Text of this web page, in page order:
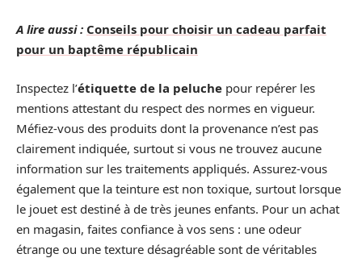
A lire aussi : Conseils pour choisir un cadeau parfait
pour un baptême républicain
Inspectez l’étiquette de la peluche pour repérer les
mentions attestant du respect des normes en vigueur.
Méfiez-vous des produits dont la provenance n’est pas
clairement indiquée, surtout si vous ne trouvez aucune
information sur les traitements appliqués. Assurez-vous
également que la teinture est non toxique, surtout lorsque
le jouet est destiné à de très jeunes enfants. Pour un achat
en magasin, faites confiance à vos sens : une odeur
étrange ou une texture désagréable sont de véritables